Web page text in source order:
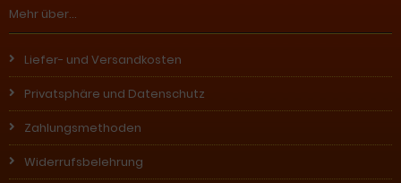
Mehr über...
Liefer- und Versandkosten
Privatsphäre und Datenschutz
Zahlungsmethoden
Widerrufsbelehrung